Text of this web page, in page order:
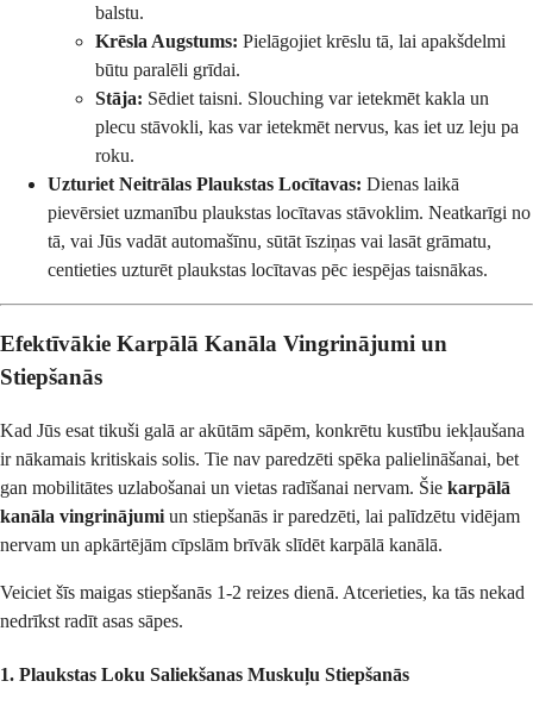
balstu.
Krēsla Augstums: Pielāgojiet krēslu tā, lai apakšdelmi
būtu paralēli grīdai.
Stāja: Sēdiet taisni. Slouching var ietekmēt kakla un
plecu stāvokli, kas var ietekmēt nervus, kas iet uz leju pa
roku.
Uzturiet Neitrālas Plaukstas Locītavas: Dienas laikā
pievērsiet uzmanību plaukstas locītavas stāvoklim. Neatkarīgi no
tā, vai Jūs vadāt automašīnu, sūtāt īsziņas vai lasāt grāmatu,
centieties uzturēt plaukstas locītavas pēc iespējas taisnākas.
Efektīvākie Karpālā Kanāla Vingrinājumi un
Stiepšanās
Kad Jūs esat tikuši galā ar akūtām sāpēm, konkrētu kustību iekļaušana
ir nākamais kritiskais solis. Tie nav paredzēti spēka palielināšanai, bet
gan mobilitātes uzlabošanai un vietas radīšanai nervam. Šie karpālā
kanāla vingrinājumi un stiepšanās ir paredzēti, lai palīdzētu vidējam
nervam un apkārtējām cīpslām brīvāk slīdēt karpālā kanālā.
Veiciet šīs maigas stiepšanās 1-2 reizes dienā. Atcerieties, ka tās nekad
nedrīkst radīt asas sāpes.
1. Plaukstas Loku Saliekšanas Muskuļu Stiepšanās